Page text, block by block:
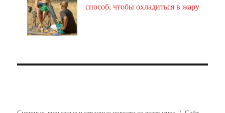
способ, чтобы охладиться в жару